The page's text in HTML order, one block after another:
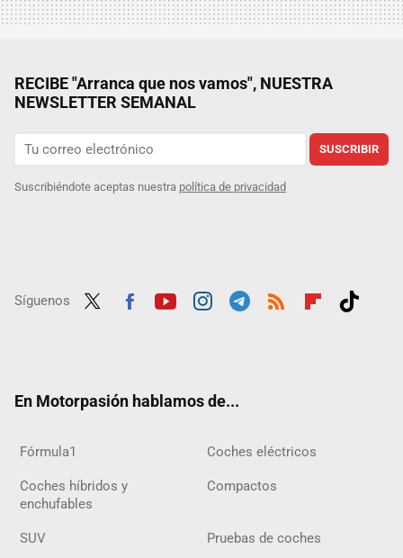
RECIBE "Arranca que nos vamos", NUESTRA
NEWSLETTER SEMANAL
SUSCRIBIR
Suscribiéndote aceptas nuestra política de privacidad
Síguenos
En Motorpasión hablamos de...
Fórmula1 Coches eléctricos
Coches híbridos y
enchufables
Compactos
SUV Pruebas de coches